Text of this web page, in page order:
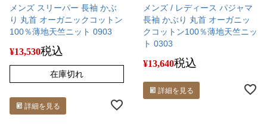
メンズ スリーパー 長袖 かぶ
り 丸首 オーガニックコットン
100％薄地天竺ニット 0903
¥13,530税込
在庫切れ
詳細を見る
メンズ / レディース パジャマ
長袖 かぶり 丸首 オーガニッ
クコットン100％薄地天竺ニッ
ト 0303
¥13,640税込
詳細を見る